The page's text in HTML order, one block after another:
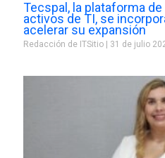
Tecspal, la plataforma
activos de TI, se
acelerar su expansión
Redacción de ITSitio 31 de julio